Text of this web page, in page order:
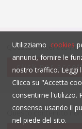
Questo contenuto
click per
Questo contenuto
Utilizziamo cookies
annunci, fornire le
nostro traffico. Leggi
Clicca su "Accetta
consentirne l'utilizzo.
consenso usando il
nel piede del sito.